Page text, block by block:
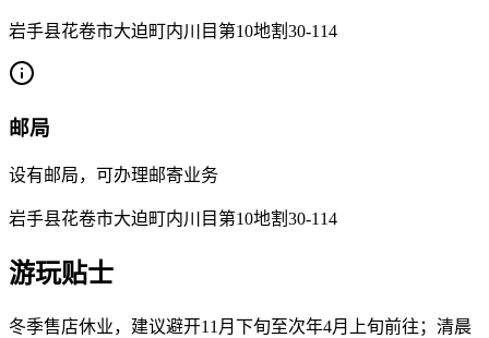
岩手县花卷市大迫町内川目第10地割30-114
邮局
设有邮局，可办理邮寄业务
岩手县花卷市大迫町内川目第10地割30-114
游玩贴士
冬季售店休业，建议避开11月下旬至次年4月上旬前往；清晨